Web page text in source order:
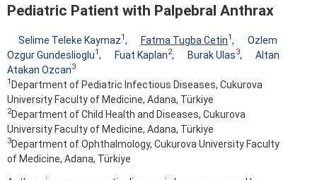
Pediatric Patient with Palpebral Anthrax
Selime Teleke Kaymaz1 , Fatma Tugba Cetin1 ,
Ozlem
Ozgur Gundeslioglu1 , Fuat Kaplan2, Burak Ulas3,
Altan
Atakan Ozcan3
1 Department of Pediatric Infectious Diseases, Cukurova
University Faculty of Medicine, Adana, Türkiye
2Department of Child Health and Diseases, Cukurova
University Faculty of Medicine, Adana, Türkiye
3Department of Ophthalmology, Cukurova University Faculty
of Medicine, Adana, Türkiye